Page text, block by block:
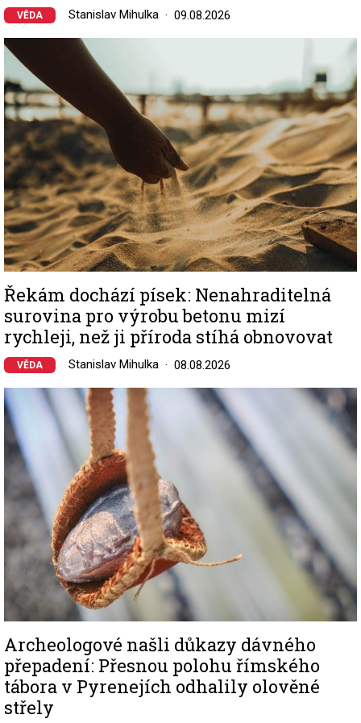
VĚDA Stanislav Mihulka 09.08.2026
Image
Řekám dochází písek: Nenahraditelná
surovina pro výrobu betonu mizí
rychleji, než ji příroda stíhá obnovovat
VĚDA Stanislav Mihulka 08.08.2026
Image
Archeologové našli důkazy dávného
přepadení: Přesnou polohu římského
tábora v Pyrenejích odhalily olověné
střely